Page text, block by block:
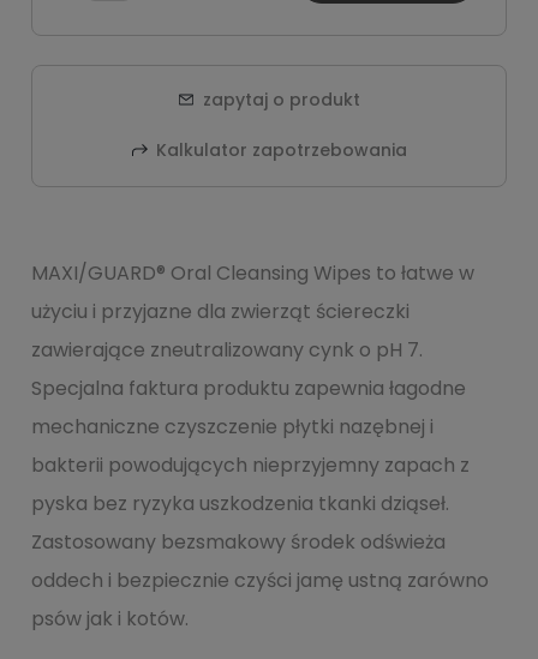
zapytaj o produkt
Kalkulator zapotrzebowania
MAXI/GUARD® Oral Cleansing Wipes to łatwe w
użyciu i przyjazne dla zwierząt ściereczki
zawierające zneutralizowany cynk o pH 7.
Specjalna faktura produktu zapewnia łagodne
mechaniczne czyszczenie płytki nazębnej i
bakterii powodujących nieprzyjemny zapach z
pyska bez ryzyka uszkodzenia tkanki dziąseł.
Zastosowany bezsmakowy środek odświeża
oddech i bezpiecznie czyści jamę ustną zarówno
psów jak i kotów.